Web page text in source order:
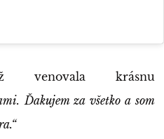
venovala krásnu
Ďakujem za všetko a som